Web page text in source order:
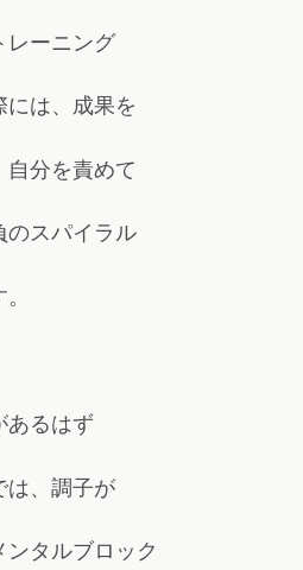
レーニング
には、成果を
自分を責めて
のスパイラル
あるはず
は、調子が
タルブロック